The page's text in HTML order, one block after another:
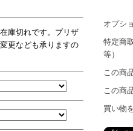
庫切れです。プリザ
更なども承りますの
オプシ
特定商
等）
この商
この商
買い物